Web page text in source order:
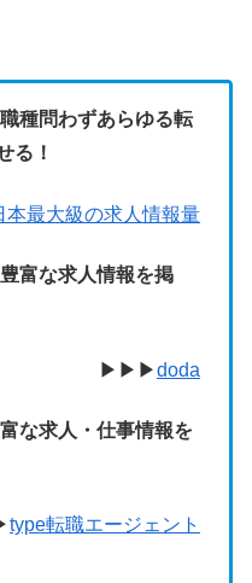
種問わずあらゆる転
る！
本最大級の求人情報量
富な求人情報を掲
▶︎▶︎▶︎doda
な求人・仕事情報を
type転職エージェント